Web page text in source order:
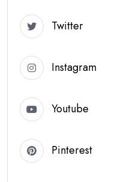
Twitter
Instagram
Youtube
Pinterest